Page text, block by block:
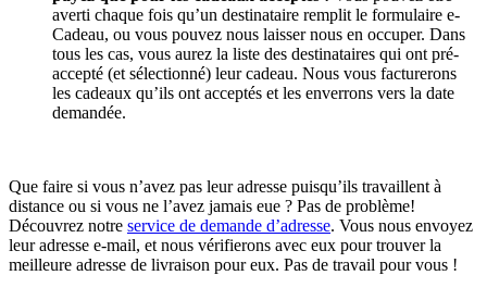
averti chaque fois qu’un destinataire remplit le formulaire e-
Cadeau, ou vous pouvez nous laisser nous en occuper. Dans
tous les cas, vous aurez la liste des destinataires qui ont pré-
accepté (et sélectionné) leur cadeau. Nous vous facturerons
les cadeaux qu’ils ont acceptés et les enverrons vers la date
demandée.
Que faire si vous n’avez pas leur adresse puisqu’ils travaillent à
distance ou si vous ne l’avez jamais eue ? Pas de problème!
Découvrez notre service de demande d’adresse. Vous nous envoyez
leur adresse e-mail, et nous vérifierons avec eux pour trouver la
meilleure adresse de livraison pour eux. Pas de travail pour vous !